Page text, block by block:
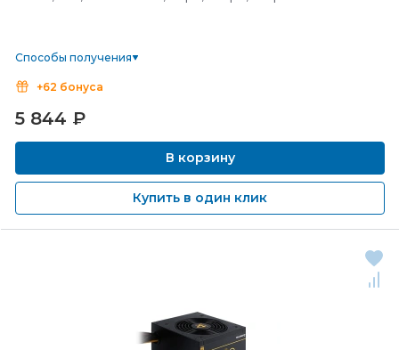
Способы получения
+62 бонуса
5 844 ₽
В корзину
Купить в один клик